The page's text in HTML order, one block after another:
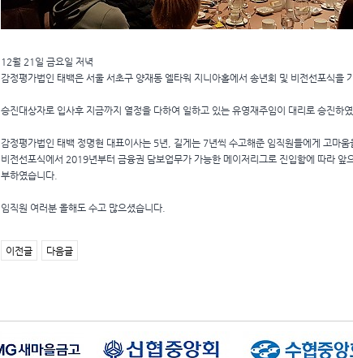
12월 21일 금요일 저녁
감정평가법인 태백은 서울 서초구 양재동 엘타워 지니아홀에서 송년회 및 비전선포식을
승진대상자로 입사후 지금까지 열정을 다하여 일하고 있는 유영재주임이 대리로 승진하
감정평가법인 태백 정명현 대표이사는 5년, 길게는 7년씩 수고해준 임직원들에게 고마
비전선포식에서 2019년부터 금융권 담보업무가 가능한 메이저리그로 진입함에 따라 앞
부하였습니다.
임직원 여러분 올해도 수고 많으셨습니다.
이전글 다음글